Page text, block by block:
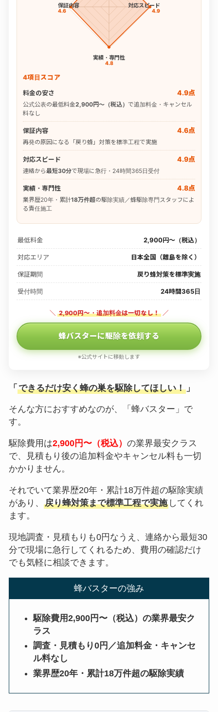
対応スピード
4.9
実績・専門性
4.8
保証内容
4.6
4項目スコア
料金の安さ
4.9点
公式公表の最低料金2,900円〜（税込） で追加料金・キャンセル
料なし
保証内容 4.6点
再発の原因になる「戻り蜂」対策を標準工程で実施
対応スピード 4.9点
連絡から最短30分で現場に急行・24時間365日受付
実績・専門性 4.8点
業界歴20年・累計18万件超の駆除実績／蜂駆除専門スタッフによ
る責任施工
最低料金 2,900円〜（税込）
対応エリア 日本全国（離島を除く）
保証期間 戻り蜂対策を標準実施
受付時間 24時間365日
＼ 2,900円〜・追加料金は一切なし！ ／
蜂バスターに駆除を依頼する
※公式サイトに移動します
「 できるだけ安く蜂の巣を駆除してほしい！」
そんな方におすすめなのが、「蜂バスター」で
す。
駆除費用は2,900円〜（税込） の業界最安クラス
で、見積もり後の追加料金やキャンセル料も一切
かかりません。
それでいて業界歴20年・累計18万件超の駆除実績
があり、 戻り蜂対策まで標準工程で実施してくれ
ます。
現地調査・見積もりも0円なうえ、連絡から最短30
分で現場に急行してくれるため、費用の確認だけ
でも気軽に相談できます。
蜂バスターの強み
駆除費用2,900円〜（税込）の業界最安ク
ラス
調査・見積もり0円／追加料金・キャンセ
ル料なし
業界歴20年・累計18万件超の駆除実績